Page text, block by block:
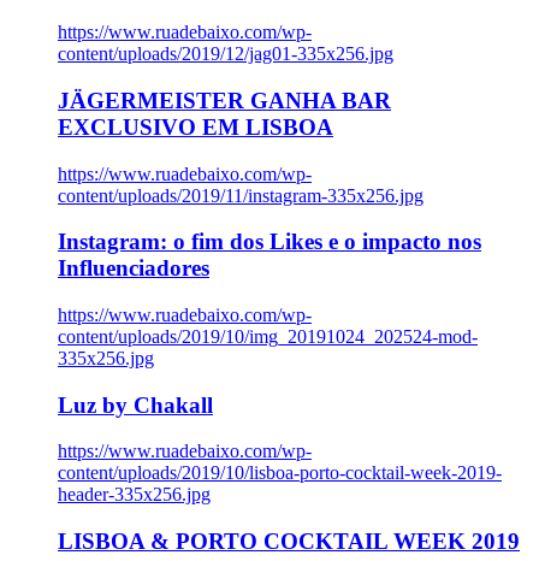
https://www.ruadebaixo.com/wp-
content/uploads/2019/12/jag01-335x256.jpg
JÄGERMEISTER GANHA BAR
EXCLUSIVO EM LISBOA
https://www.ruadebaixo.com/wp-
content/uploads/2019/11/instagram-335x256.jpg
Instagram: o fim dos Likes e o impacto nos
Influenciadores
https://www.ruadebaixo.com/wp-
content/uploads/2019/10/img_20191024_202524-mod-
335x256.jpg
Luz by Chakall
https://www.ruadebaixo.com/wp-
content/uploads/2019/10/lisboa-porto-cocktail-week-2019-
header-335x256.jpg
LISBOA & PORTO COCKTAIL WEEK 2019